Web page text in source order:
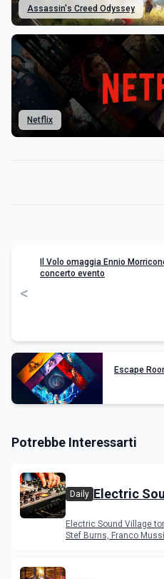
Assassin's Creed Odyssey
Netflix
<
Il Volo omaggia Ennio
concerto evento
Escape
Potrebbe Interessarti
Daily Electric
Young
Electric Sound Village
Stef Burns, Franco